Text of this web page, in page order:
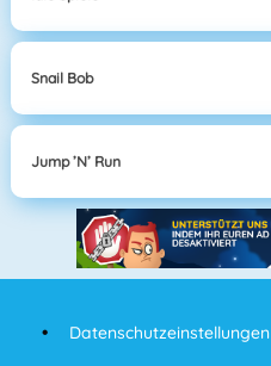
Snail Bob
Jump ’n’ Run
Datenschutzeinstellungen